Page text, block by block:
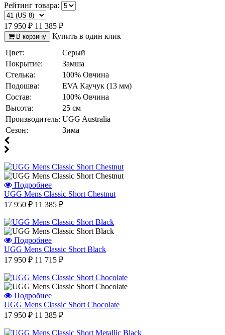
Рейтинг товара:
17 950 ₽ 11 385 ₽
В корзину
Купить в один клик
Цвет:
Серый
Покрытие:
Замша
Стелька:
100% Овчина
Подошва:
EVA Каучук (13 мм)
Состав:
100% Овчина
Высота:
25 см
Производитель: UGG Australia
Сезон:
Зима
Подробнее
UGG Mens Classic Short Chestnut
17 950 ₽ 11 385 ₽
Подробнее
UGG Mens Classic Short Black
17 950 ₽ 11 715 ₽
Подробнее
UGG Mens Classic Short Chocolate
17 950 ₽ 11 385 ₽